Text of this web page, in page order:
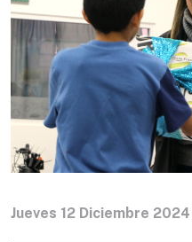
Jueves 12 Diciembre 2024